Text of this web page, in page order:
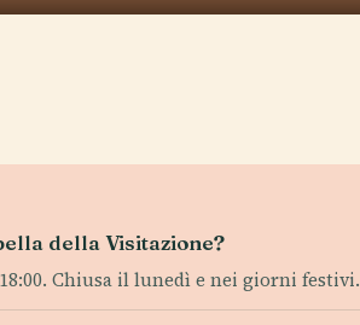
della Visitazione?
Chiusa il lunedì e nei giorni festivi.